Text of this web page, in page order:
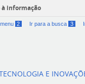
à informação
2 Ir para a busca 3
E